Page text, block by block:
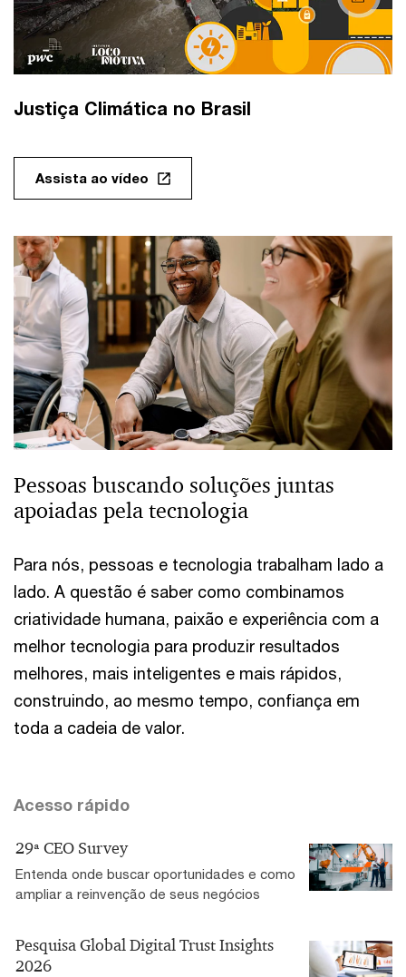
Justiça Climática no Brasil
Assista ao vídeo
Pessoas buscando soluções juntas
apoiadas pela tecnologia
Para nós, pessoas e tecnologia trabalham lado a
lado. A questão é saber como combinamos
criatividade humana, paixão e experiência com a
melhor tecnologia para produzir resultados
melhores, mais inteligentes e mais rápidos,
construindo, ao mesmo tempo, confiança em
toda a cadeia de valor.
Acesso rápido
29ª CEO Survey
Entenda onde buscar oportunidades e como
ampliar a reinvenção de seus negócios
Pesquisa Global Digital Trust Insights
2026